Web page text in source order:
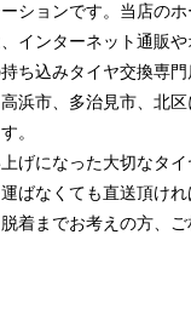
ションです。当店の
インターネット通販
ち込みタイヤ交換専
浜市、多治見市、北
。
げになった大切なタ
ばなくても直送頂け
着までお考えの方、